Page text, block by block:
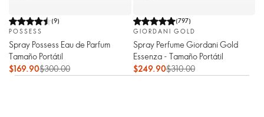
(9)
POSSESS
Spray Possess Eau de Parfum
Tamaño Portátil
$169.90$300.00
(797)
GIORDANI GOLD
Spray Perfume Giordani Gold
Essenza - Tamaño Portátil
$249.90$310.00